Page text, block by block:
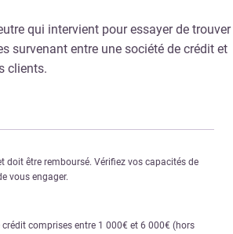
qui intervient pour essayer de trouver
survenant entre une société de crédit et
clients.
doit être remboursé. Vérifiez vos capacités de
vous engager.
crédit comprises entre 1 000€ et 6 000€ (hors